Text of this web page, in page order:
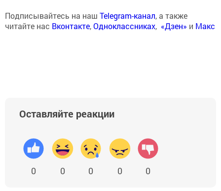
Подписывайтесь на наш Telegram-канал, а также
читайте нас Вконтакте,Одноклассниках, «Дзен» и Макс
Оставляйте реакции
0 0 0 0 0